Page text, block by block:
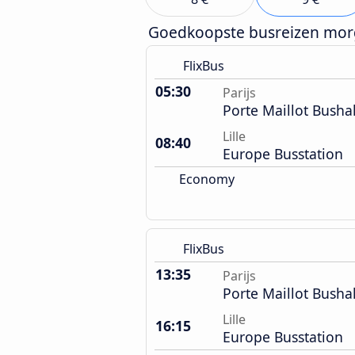
Goedkoopste busreizen
FlixBus
05:30 Parijs
Porte Maillot
08:40
Lille
Europe Busstation
Economy
FlixBus
13:35 Parijs
Porte Maillot
16:15
Lille
Europe Busstation